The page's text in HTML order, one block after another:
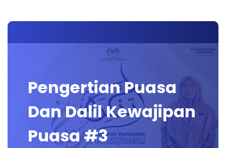
Pengertian Puasa
Dan Dalil Kewajipan
Puasa #3